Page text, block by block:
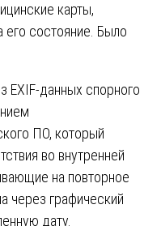
карты,
состояние. Было
EXIF-данных спорного
ПО, который
во внутренней
на повторное
через графический
дату.